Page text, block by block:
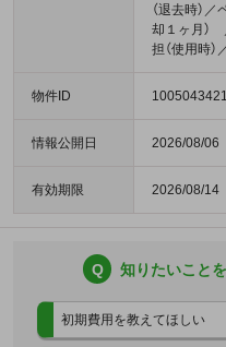
（退去時）
却１ヶ月）
担（使用時
物件ID
情報公開日 2026/08/06
有効期限 2026/08/14
Q 知りたいこと
初期費用を教えてほしい